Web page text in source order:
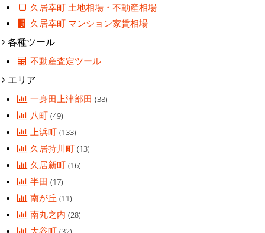
久居幸町 土地相場・不動産相場
久居幸町 マンション家賃相場
各種ツール
不動産査定ツール
エリア
一身田上津部田(38)
八町(49)
上浜町(133)
久居持川町(13)
久居新町(16)
半田(17)
南が丘(11)
南丸之内(28)